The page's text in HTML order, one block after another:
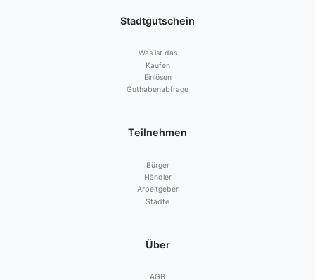
Stadtgutschein
Was ist das
Kaufen
Einlösen
Guthabenabfrage
Teilnehmen
Bürger
Händler
Arbeitgeber
Städte
Über
AGB